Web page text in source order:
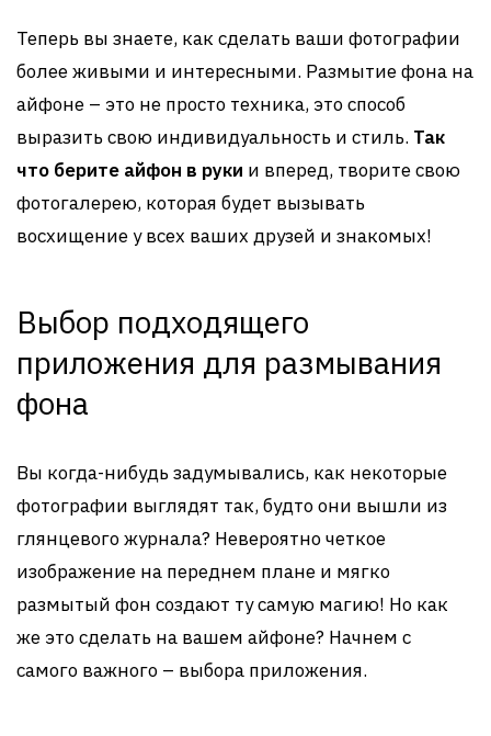
Теперь вы знаете, как сделать ваши фотографии
более живыми и интересными. Размытие фона на
айфоне – это не просто техника, это способ
выразить свою индивидуальность и стиль. Так
что берите айфон в руки и вперед, творите свою
фотогалерею, которая будет вызывать
восхищение у всех ваших друзей и знакомых!
Выбор подходящего
приложения для размывания
фона
Вы когда-нибудь задумывались, как некоторые
фотографии выглядят так, будто они вышли из
глянцевого журнала? Невероятно четкое
изображение на переднем плане и мягко
размытый фон создают ту самую магию! Но как
же это сделать на вашем айфоне? Начнем с
самого важного – выбора приложения.